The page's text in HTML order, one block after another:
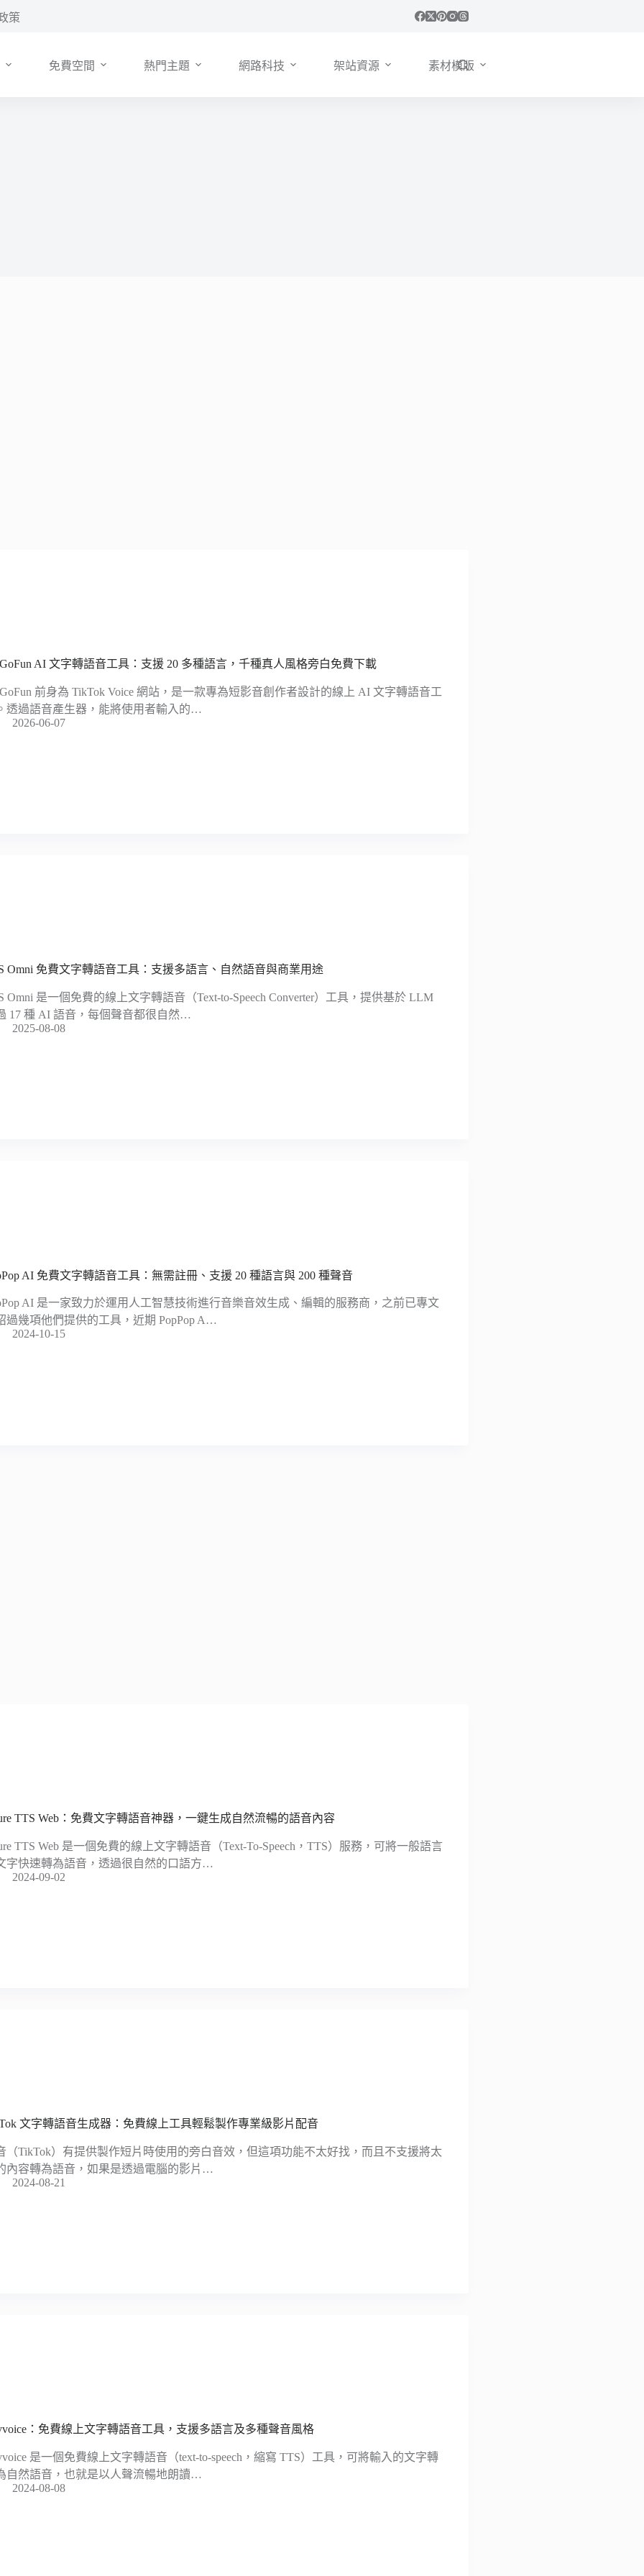
策
免費空間 熱門主題 網路科技 架站資源 素材模版
AI 文字轉語音工具：支援 20 多種語言，千種真人風格旁白免費下載
前身為 TikTok Voice 網站，是一款專為短影音創作者設計的線上 AI 文字轉語音工
透過語音產生器，能將使用者輸入的…
2026-06-07
Omni 免費文字轉語音工具：支援多語言、自然語音與商業用途
Omni 是一個免費的線上文字轉語音（Text-to-Speech Converter）工具，提供基於 LLM
17 種 AI 語音，每個聲音都很自然…
2025-08-08
AI 免費文字轉語音工具：無需註冊、支援 20 種語言與 200 種聲音
AI 是一家致力於運用人工智慧技術進行音樂音效生成、編輯的服務商，之前已專文
過幾項他們提供的工具，近期 PopPop A…
2024-10-15
TTS Web：免費文字轉語音神器，一鍵生成自然流暢的語音內容
TTS Web 是一個免費的線上文字轉語音（Text-To-Speech，TTS）服務，可將一般語言
字快速轉為語音，透過很自然的口語方…
2024-09-02
文字轉語音生成器：免費線上工具輕鬆製作專業級影片配音
（TikTok）有提供製作短片時使用的旁白音效，但這項功能不太好找，而且不支援將太
內容轉為語音，如果是透過電腦的影片…
2024-08-21
：免費線上文字轉語音工具，支援多語言及多種聲音風格
是一個免費線上文字轉語音（text-to-speech，縮寫 TTS）工具，可將輸入的文字轉
自然語音，也就是以人聲流暢地朗讀…
2024-08-08